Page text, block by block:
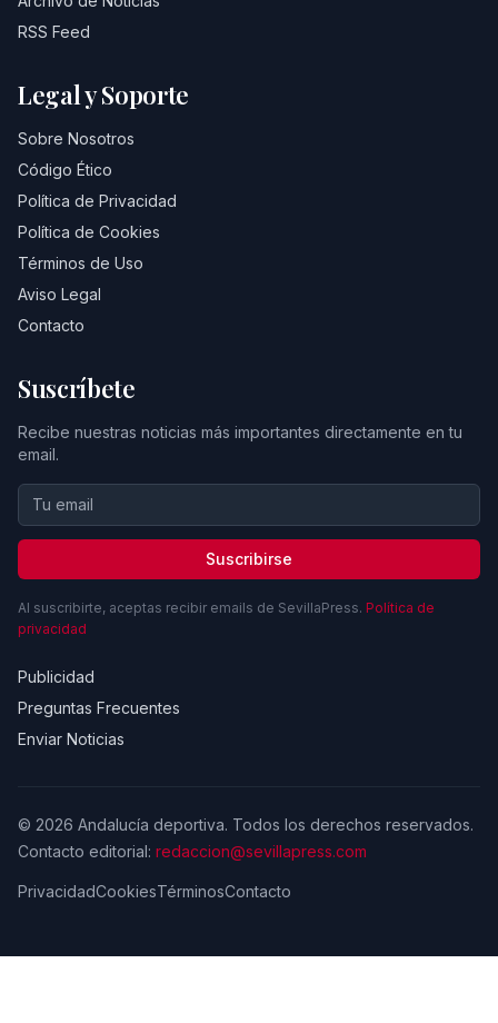
RSS Feed
Legal y Soporte
Sobre Nosotros
Código Ético
Política de Privacidad
Política de Cookies
Términos de Uso
Aviso Legal
Contacto
Suscríbete
Recibe nuestras noticias más importantes directamente en tu
email.
Suscribirse
Al suscribirte, aceptas recibir emails de SevillaPress. Política de
privacidad
Publicidad
Preguntas Frecuentes
Enviar Noticias
© 2026 Andalucía deportiva. Todos los derechos reservados.
Contacto editorial: redaccion@sevillapress.com
PrivacidadCookiesTérminosContacto